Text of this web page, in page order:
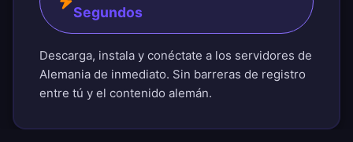
Segundos
Descarga, instala y conéctate a los servidores de
Alemania de inmediato. Sin barreras de registro
entre tú y el contenido alemán.